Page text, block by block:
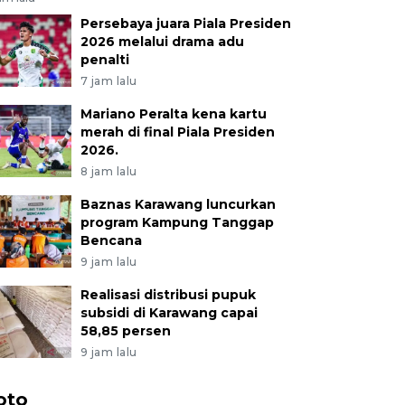
Persebaya juara Piala Presiden
2026 melalui drama adu
penalti
7 jam lalu
Mariano Peralta kena kartu
merah di final Piala Presiden
2026.
8 jam lalu
Baznas Karawang luncurkan
program Kampung Tanggap
Bencana
9 jam lalu
Realisasi distribusi pupuk
subsidi di Karawang capai
58,85 persen
9 jam lalu